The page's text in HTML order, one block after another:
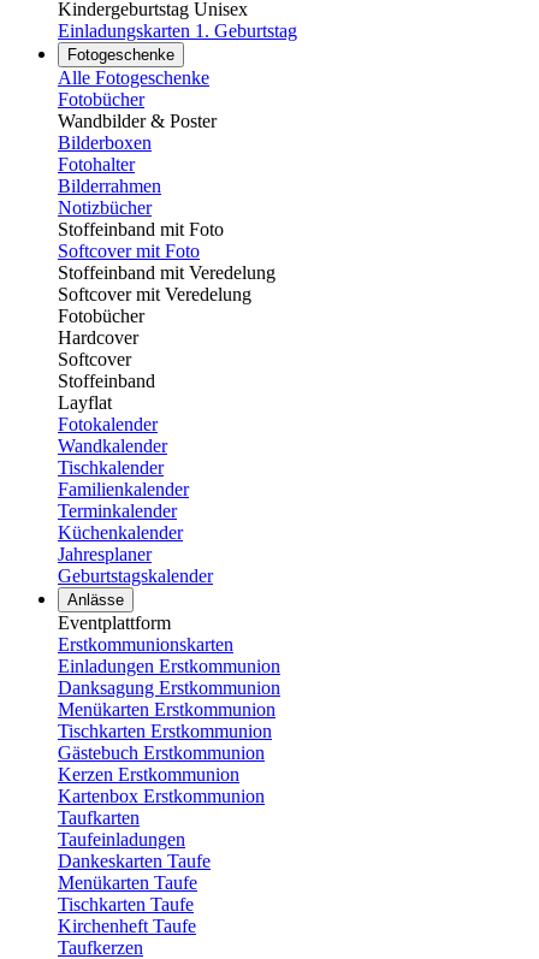
Kindergeburtstag Unisex
Einladungskarten 1. Geburtstag
Fotogeschenke
Alle Fotogeschenke
Fotobücher
Wandbilder & Poster
Bilderboxen
Fotohalter
Bilderrahmen
Notizbücher
Stoffeinband mit Foto
Softcover mit Foto
Stoffeinband mit Veredelung
Softcover mit Veredelung
Fotobücher
Hardcover
Softcover
Stoffeinband
Layflat
Fotokalender
Wandkalender
Tischkalender
Familienkalender
Terminkalender
Küchenkalender
Jahresplaner
Geburtstagskalender
Anlässe
Eventplattform
Erstkommunionskarten
Einladungen Erstkommunion
Danksagung Erstkommunion
Menükarten Erstkommunion
Tischkarten Erstkommunion
Gästebuch Erstkommunion
Kerzen Erstkommunion
Kartenbox Erstkommunion
Taufkarten
Taufeinladungen
Dankeskarten Taufe
Menükarten Taufe
Tischkarten Taufe
Kirchenheft Taufe
Taufkerzen